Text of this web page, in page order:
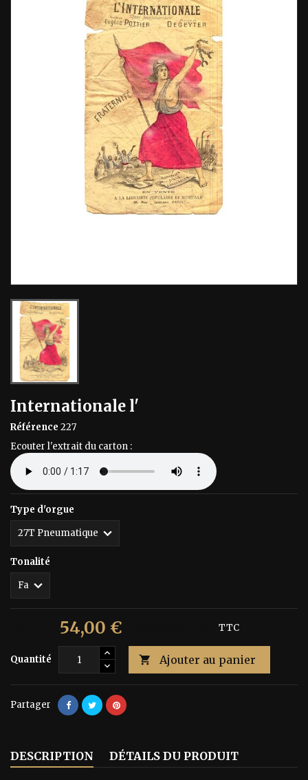
Internationale l'
Référence 227
Ecouter l'extrait du carton :
Type d'orgue
Tonalité
54,00 € TTC
Quantité  Ajouter au panier
Partager
DESCRIPTION DÉTAILS DU PRODUIT